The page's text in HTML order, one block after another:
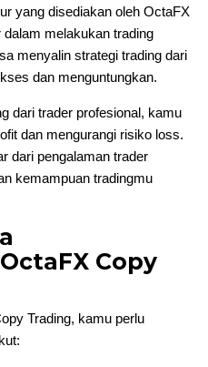
yang disediakan oleh OctaFX
melakukan trading
menyalin strategi trading dari
dan menguntungkan.
dari trader profesional, kamu
dan mengurangi risiko loss.
dari pengalaman trader
kemampuan tradingmu
Copy
Trading, kamu perlu